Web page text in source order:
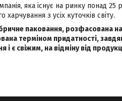
яка існує на ринку понад 25
з усіх куточків світу.
паковання, розфасована
терміном придатності,
і є свіжим, на відміну від